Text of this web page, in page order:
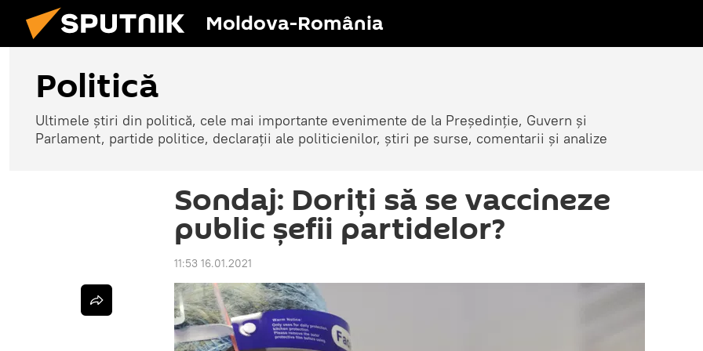
Moldova-România
Politică
Ultimele știri din politică, cele mai importante evenimente de la Președinție, Guvern și
Parlament, partide politice, declarații ale politicienilor, știri pe surse, comentarii și analize
Sondaj: Doriți să se vaccineze
public șefii partidelor?
11:53 16.01.2021